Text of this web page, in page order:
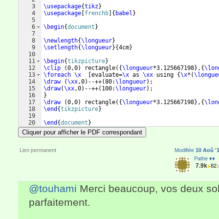
3
4
5
6
7
8
9
10
11
12
13
14
15
16
17
18
19
20
\usepackage{tikz}
\usepackage frenchb { babel }
\begin{document }
\newlength{\longueur}
\setlength{\longueur}{4cm}
\begin{tikzpicture}
\clip
(0,0) rectangle({\longueur*3.125667198} , {
\foreach \x evaluate=\x as \xx using {\x* (
\draw
(\xx,0) --++(80:\longueur) ;
\draw(\xx,0) --++( 100:\longueur) ;
}
\draw
(0,0) rectangle({\longueur*3.125667198} , {
\end {tikzpicture}
\end {document }
Cliquer pour afficher le PDF correspondant
Lien permanent Modifiée 10 Aoû
Pathe ♦♦
7.9k●82
@touhami Merci beaucoup, vos deux
parfaitement.